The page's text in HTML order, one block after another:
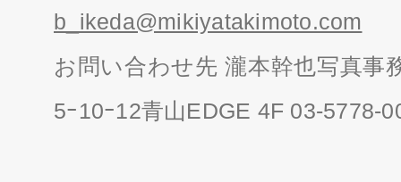
b_ikeda@mikiyatakimoto.com
お問い合わせ先 瀧本幹也写真事
5ｰ10ｰ12青山EDGE 4F 03-5778-